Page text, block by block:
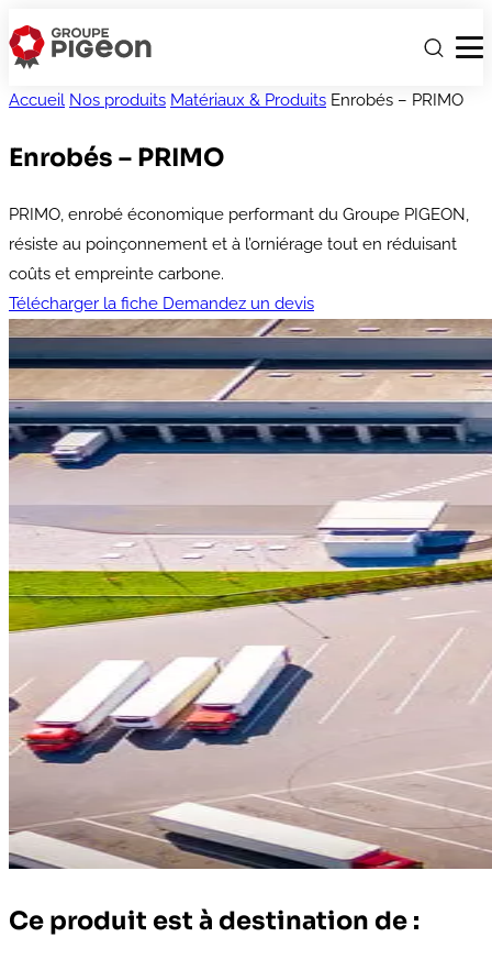
Accueil Nos produits Matériaux & Produits Enrobés – PRIMO
Enrobés – PRIMO
PRIMO, enrobé économique performant du Groupe PIGEON,
résiste au poinçonnement et à l’orniérage tout en réduisant
coûts et empreinte carbone.
Télécharger la fiche Demandez un devis
Ce produit est à destination de :